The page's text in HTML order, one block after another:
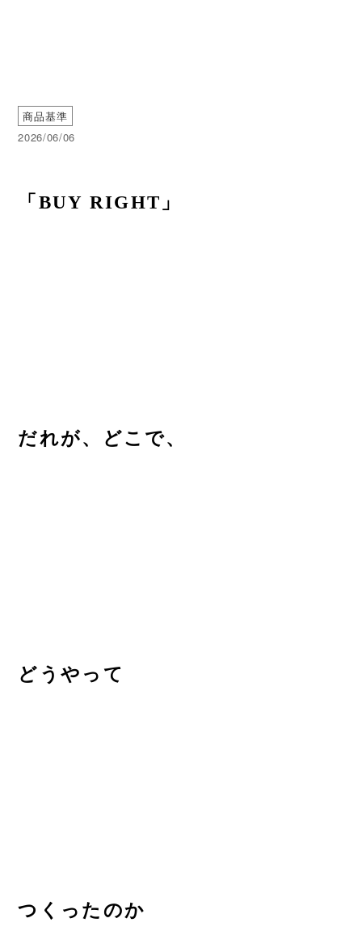
商品基準
2026/06/06
「BUY RIGHT」
だれが、どこで、
どうやって
つくったのか